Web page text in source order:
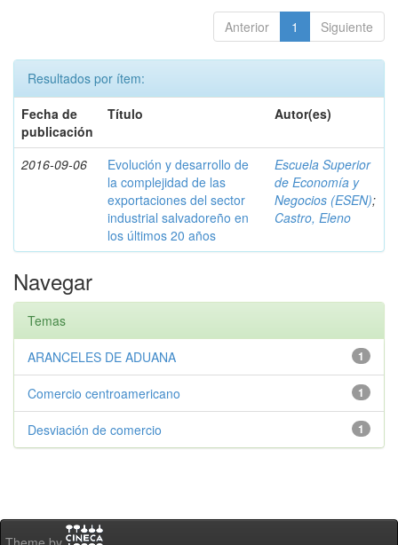
Anterior 1 Siguiente
Resultados por ítem:
Fecha de
publicación
Título Autor(es)
2016-09-06
Evolución y desarrollo de
la complejidad de las
exportaciones del sector
industrial salvadoreño en
los últimos 20 años
Escuela Superior
de Economía y
Negocios (ESEN);
Castro, Eleno
Navegar
Temas
1
ARANCELES DE ADUANA
1
Comercio centroamericano
1
Desviación de comercio